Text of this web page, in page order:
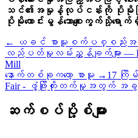
သင်၏အမှုန့်လုပ်ငန်းကို ပိုမိုမြင့်မ
ပိုမိုကောင်းမွန်သောစျေးကွက်သို့ရေ
←
ယခင် စာမူ စက်ပစ္စည်းအင်္ဂ
လည်ပတ်မှုလမ်းညွှန်ချက်များ —
Mill
နောက်တစ်ခုကတော့ စာမူ → 17 ကြိမ်
Fair - ဖွံ့ဖြိုးတိုးတက်မှုအတွက် အ
ဆက်စပ်ပို့စ်များ